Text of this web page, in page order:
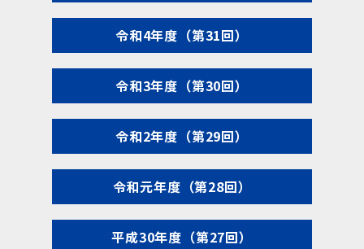
令和4年度（第31回）
令和3年度（第30回）
令和2年度（第29回）
令和元年度（第28回）
平成30年度（第27回）